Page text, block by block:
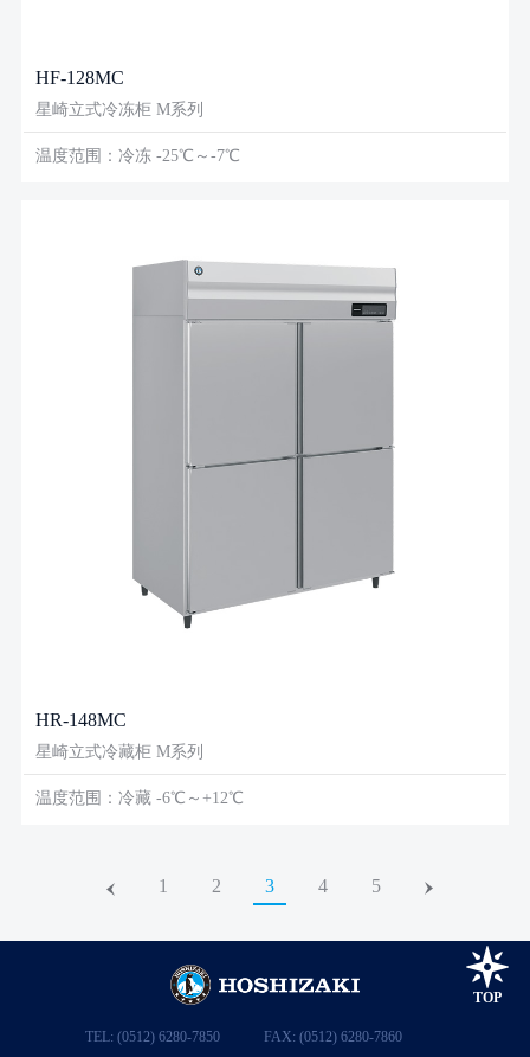
HF-128MC
星崎立式冷冻柜 M系列
温度范围：冷冻 -25℃～-7℃
HR-148MC
星崎立式冷藏柜 M系列
温度范围：冷藏 -6℃～+12℃
1 2 3 4 5
TEL: (0512) 6280-7850
FAX: (0512) 6280-7860
TOP